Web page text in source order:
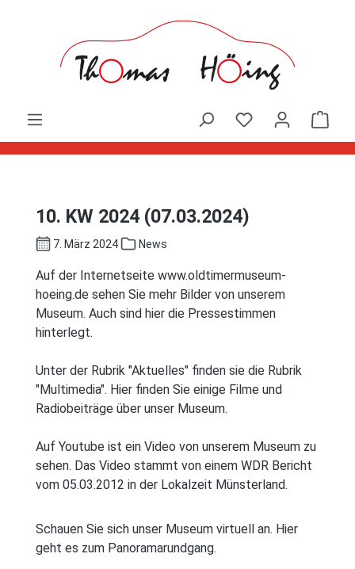
10. KW 2024 (07.03.2024)
7. März 2024 News
Auf der Internetseite www.oldtimermuseum-
hoeing.de sehen Sie mehr Bilder von unserem
Museum. Auch sind hier die Pressestimmen
hinterlegt.
Unter der Rubrik "Aktuelles" finden sie die Rubrik
"Multimedia". Hier finden Sie einige Filme und
Radiobeiträge über unser Museum.
Auf Youtube ist ein Video von unserem Museum zu
sehen. Das Video stammt von einem WDR Bericht
vom 05.03.2012 in der Lokalzeit Münsterland.
Schauen Sie sich unser Museum virtuell an. Hier
geht es zum Panoramarundgang.